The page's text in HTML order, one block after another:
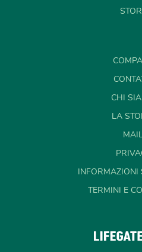
CHI
LA
INFORMAZIONI
TERMINI E